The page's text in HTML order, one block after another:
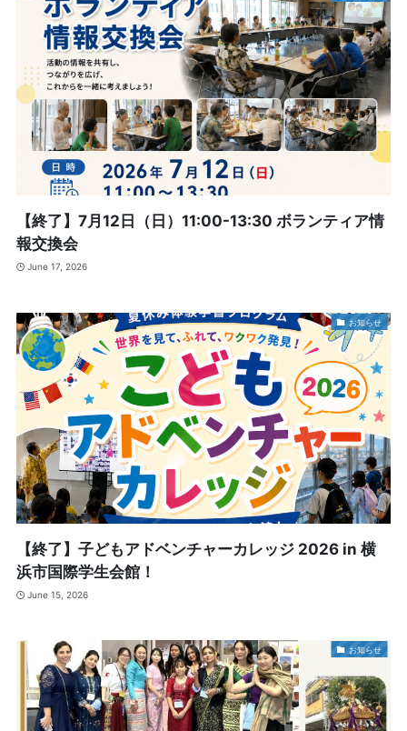
【終了】7月12日（日）11:00-13:30 ボランティア情
報交換会
June 17, 2026
お知らせ
【終了】子どもアドベンチャーカレッジ 2026 in 横
浜市国際学生会館！
June 15, 2026
お知らせ